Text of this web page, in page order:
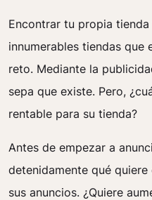
Encontrar tu propia
innumerables tiendas que
reto. Mediante la
sepa que existe. Pero,
rentable para su tienda?
Antes de empezar a
detenidamente qué
sus anuncios. ¿Quiere